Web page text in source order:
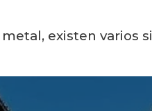
existen varios